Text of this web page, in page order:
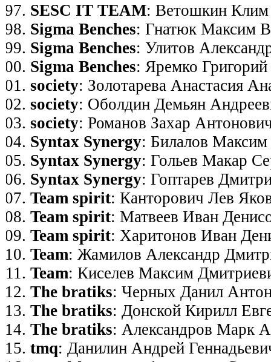
SESC IT TEAM: Ветошкин
Sigma Benches: Гнатюк Максим
Sigma Benches: Улитов
Sigma Benches: Яремко
society: Золотарева Анастасия
society: Оболдин Демьян
society: Романов Захар
Syntax Synergy: Билалов
Syntax Synergy: Гольев Макар
Syntax Synergy: Гоптарев
Team spirit: Канторович Лев
Team spirit: Матвеев Иван
Team spirit: Харитонов Иван
Team: Жамилов Александр
Team: Киселев Максим
The bratiks: Черных Данил
The bratiks: Донской Кирилл
The bratiks: Александров Марк
tmq: Данилин Андрей